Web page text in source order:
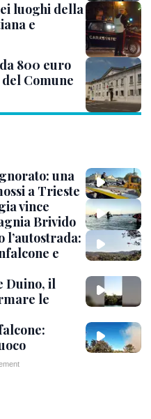
luoghi della
e
800 euro
Comune
una
a Trieste
vince
Brivido
l’autostrada:
e
Duino, il
le